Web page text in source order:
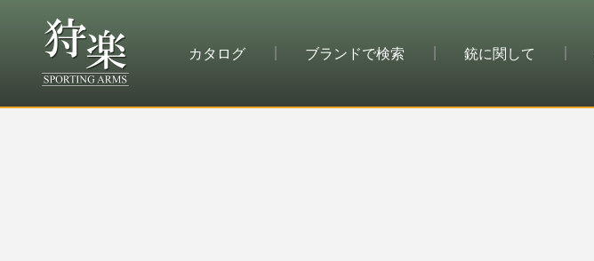
カタログ ブランドで検索 銃に関して